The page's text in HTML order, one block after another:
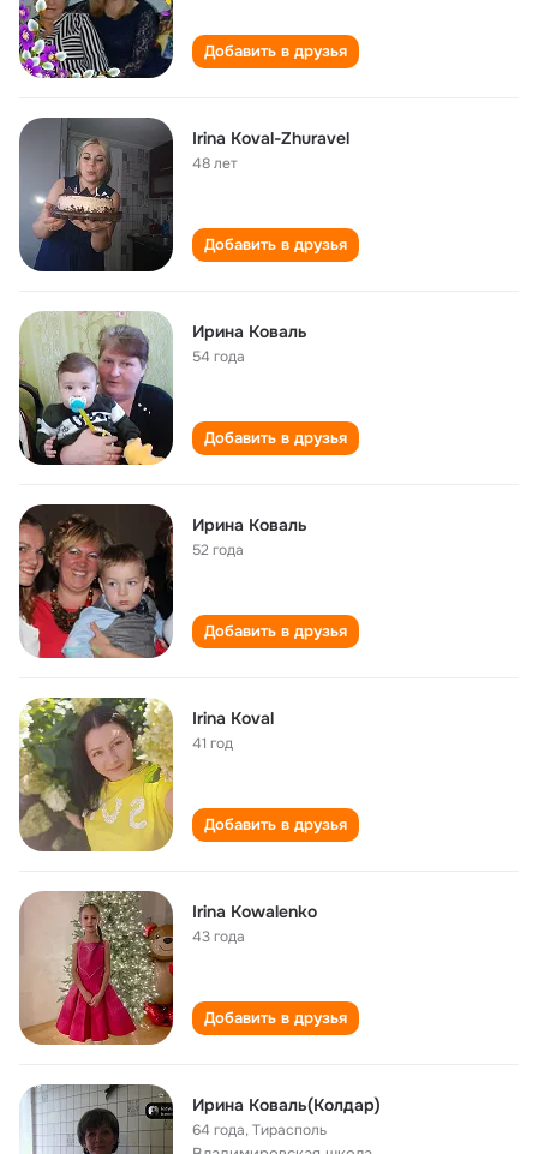
Добавить в друзья
Irina Koval-Zhuravel
48 лет
Добавить в друзья
Ирина Коваль
54 года
Добавить в друзья
Ирина Коваль
52 года
Добавить в друзья
Irina Koval
41 год
Добавить в друзья
Irina Kowalenko
43 года
Добавить в друзья
Ирина Коваль(Колдар)
64 года,Тирасполь